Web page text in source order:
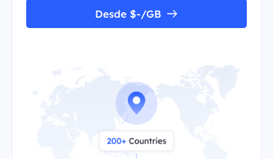
Desde $-/GB